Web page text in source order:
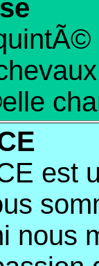
est
nous